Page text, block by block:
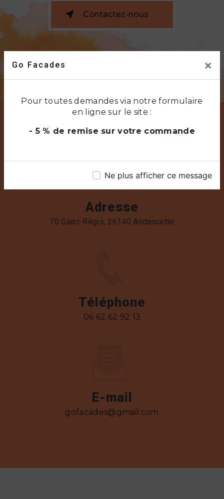
Go Facades ×
Pour toutes demandes via notre formulaire
en ligne sur le site :
- 5 % de remise sur votre commande
Ne plus afficher ce message
Contactez-nous
Adresse
70 Saint-Régis, 26140 Andancette
Téléphone
06 62 62 92 13
E-mail
gofacades@gmail.com